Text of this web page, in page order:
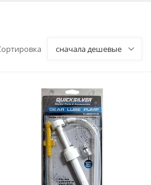
сначала дешевые